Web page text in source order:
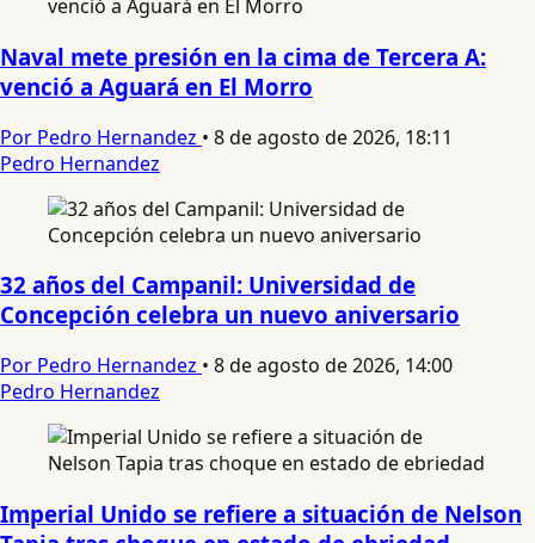
Naval mete presión en la cima de Tercera A:
venció a Aguará en El Morro
Por Pedro Hernandez • 8 de agosto de 2026, 18:11
Pedro Hernandez
32 años del Campanil: Universidad de
Concepción celebra un nuevo aniversario
Por Pedro Hernandez • 8 de agosto de 2026, 14:00
Pedro Hernandez
Imperial Unido se refiere a situación de Nelson